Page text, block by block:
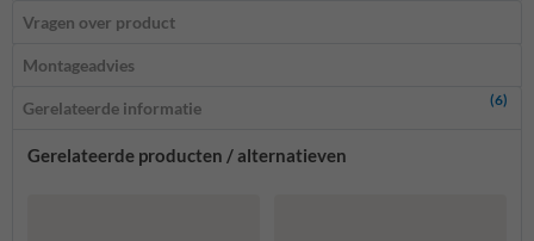
Vragen over product
Montageadvies
Gerelateerde informatie (6)
Gerelateerde producten / alternatieven